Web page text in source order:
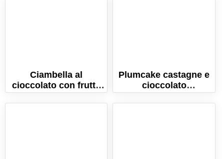
Ciambella al
cioccolato con frutta
secca, morbida e
gustosa!
Plumcake castagne e
cioccolato
morbidissimo! (la
ricetta senza burro!)